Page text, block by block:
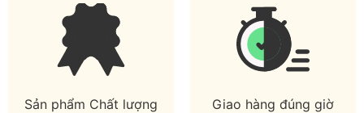
Sản phẩm Chất lượng Giao hàng đúng giờ